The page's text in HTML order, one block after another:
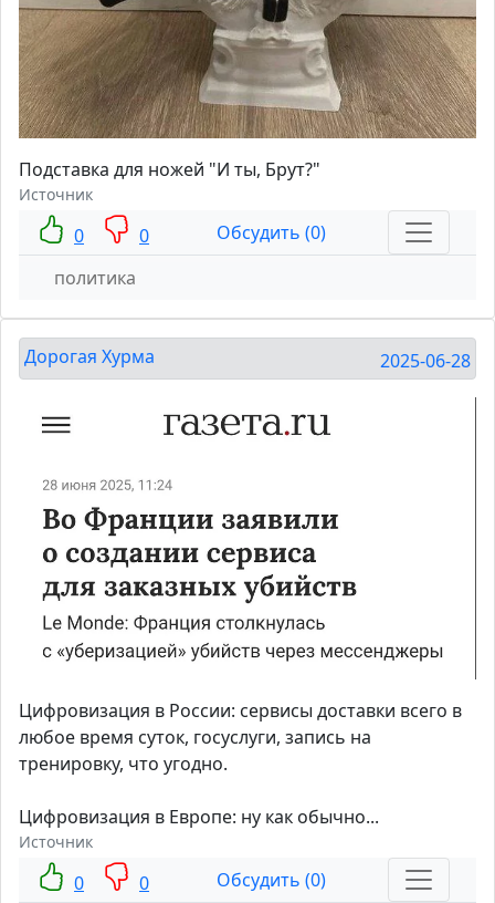
Подставка для ножей "И ты, Брут?"
Источник
0 0
Обсудить (0)
политика
Дорогая Хурма 2025-06-28
Цифровизация в России: сервисы доставки всего в
любое время суток, госуслуги, запись на
тренировку, что угодно.
Цифровизация в Европе: ну как обычно...
Источник
0 0
Обсудить (0)